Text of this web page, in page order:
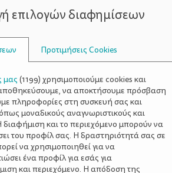
ΣΥΜΒΟΥΛΟΙ
αρκούν για να
ονειρεύεσαι τη νέα
επιλογών διαφημίσεων
Προτιμήσεις Cookies
μας (1199) χρησιμοποιούμε cookies και
να αποκτήσουμε πρόσβαση
πληροφορίες στη συσκευή σας και
μοναδικούς αναγνωριστικούς και
διαφήμιση και το περιεχόμενο μπορούν να
του προφίλ σας. Η δραστηριότητά σας σε
να χρησιμοποιηθεί για να
ένα προφίλ για εσάς για
και περιεχόμενο. Η απόδοση της